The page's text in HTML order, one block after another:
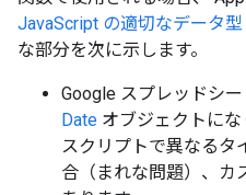
JavaScript の適切なデータ
な部分を次に示します。
Google スプレッドシ
Date オブジェクトに
スクリプトで異なるタ
合（まれな問題）、カ